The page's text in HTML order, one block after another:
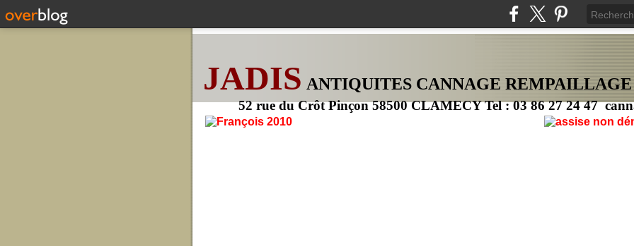
JADIS ANTIQUITES CANNAGE REMPAILLAGE
52 rue du Crôt Pinçon 58500 CLAMECY Tel : 03 86 27 24 47